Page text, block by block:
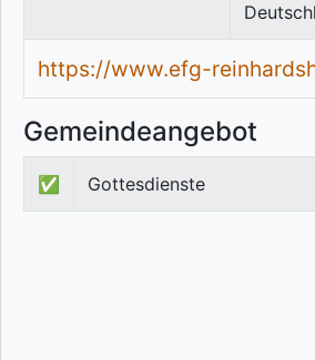
https://www.efg-
Gemeindeangebot
✅ Gottesdienste